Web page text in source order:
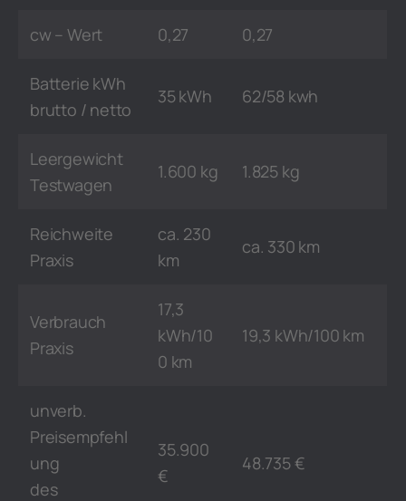
cw – Wert 0,27 0,27
Batterie kWh
brutto / netto
35 kWh 62/58 kwh
Leergewicht
Testwagen
1.600 kg 1.825 kg
Reichweite
Praxis
ca. 230
km
ca. 330 km
Verbrauch
Praxis
17,3
kWh/10
0 km
19,3 kWh/100 km
unverb.
Preisempfehl
ung
des
35.900
€
48.735 €